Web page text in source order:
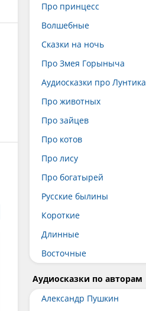
Про принцесс
Волшебные
Сказки на ночь
Про Змея Горыныча
Аудиосказки про Лунтика
Про животных
Про зайцев
Про котов
Про лису
Про богатырей
Русские былины
Короткие
Длинные
Восточные
Аудиосказки по авторам
Александр Пушкин